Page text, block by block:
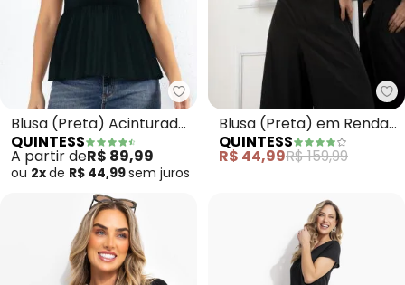
Quintess - Blusa (Preta)
Blusa (Preta) Acinturada
com Babados
QUINTESS
A partir deR$ 89,99
ou 2xde R$ 44,99sem juros
Blusa (Preta) em Renda
Ombro a Ombro
QUINTESS
R$ 44,99R$ 159,99